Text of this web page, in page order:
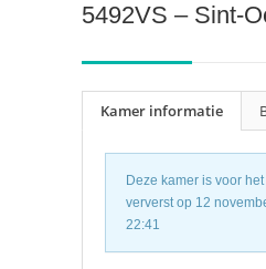
5492VS – Sint-
Kamer informatie
Deze kamer is voor
ververst op 12
22:41